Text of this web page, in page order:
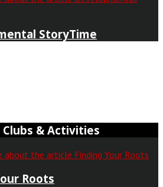
StoryTime
& Activities
Roots